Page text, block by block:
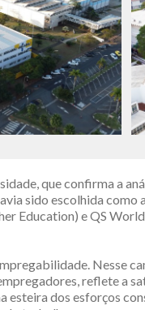
que confirma a
sido escolhida
Education) e QS
Nesse
reflete a
esteira dos esforços